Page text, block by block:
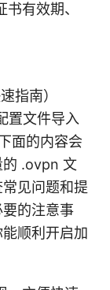
有效期、
指南）
置文件导入
面的内容会
的 .ovpn 文
见问题和提
的注意事
顺利开启加